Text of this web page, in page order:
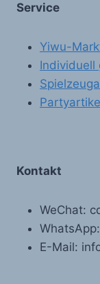
Service
Yiwu-
Individuell
Kontakt
WeChat:
E-Mail: